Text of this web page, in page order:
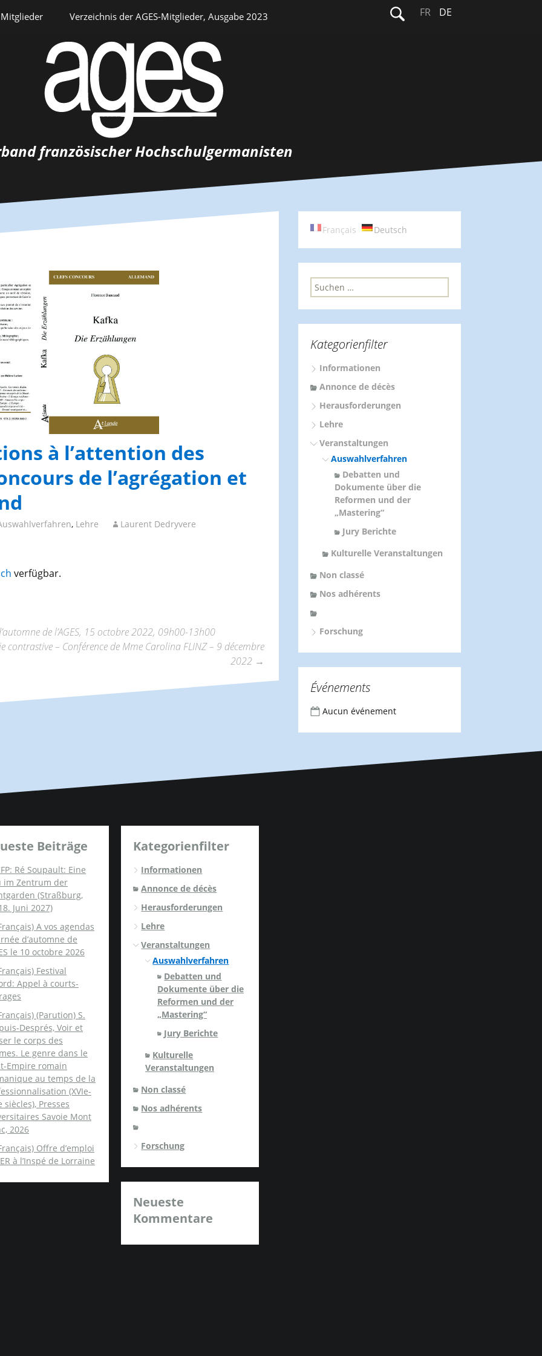
Auswahlverfahren
Mitglieder
Persönlicher Bereich
Verzeichnis der AGES-Mitglieder, Ausgabe 2023
Suchen
nach:
FR DE
französischer Hochschulgermanisten
à l’attention des
de l’agrégation et
, Lehre Laurent Dedryvere
verfügbar.
de l’AGES, 15 octobre 2022, 09h00-13h00
contrastive – Conférence de Mme Carolina FLINZ – 9 décembre
2022 →
Français Deutsch
S
u
n
a
c
:
Kategorienfilter
Informationen
Annonce de décès
Herausforderungen
Lehre
Veranstaltungen
Auswahlverfahren
Debatten und
Dokumente über die
Reformen und der
„Mastering“
Jury Berichte
Kulturelle Veranstaltungen
Non classé
Nos adhérents
Forschung
Événements
Aucun événement
Beiträge
Ré Soupault: Eine
im Zentrum der
(Straßburg,
Juni 2027)
A vos agendas
d’automne de
le 10 octobre 2026
Festival
Appel à courts-
(Parution) S.
Després, Voir et
le corps des
Le genre dans le
Empire romain
au temps de la
(XVIe-
siècles), Presses
Savoie Mont
2026
Offre d’emploi
à l’Inspé de Lorraine
Kategorienfilter
Informationen
Annonce de décès
Herausforderungen
Lehre
Veranstaltungen
Auswahlverfahren
Debatten und
Dokumente über die
Reformen und der
„Mastering“
Jury Berichte
Kulturelle
Veranstaltungen
Non classé
Nos adhérents
Forschung
Neueste
Kommentare